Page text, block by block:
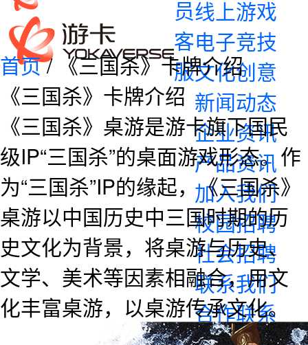
员
客
服
线上游戏
电子竞技
文化创意
新闻动态
企业资讯
产品资讯
加入我们
校园招聘
社会招聘
联系我们
合作联系
首页/ 《三国杀》卡牌介绍
《三国杀》卡牌介绍
《三国杀》桌游是游卡旗下国民
级IP“三国杀”的桌面游戏形态。作
为“三国杀”IP的缘起，《三国杀》
桌游以中国历史中三国时期的历
史文化为背景，将桌游与历史、
文学、美术等因素相融合，用文
化丰富桌游，以桌游传承文化。